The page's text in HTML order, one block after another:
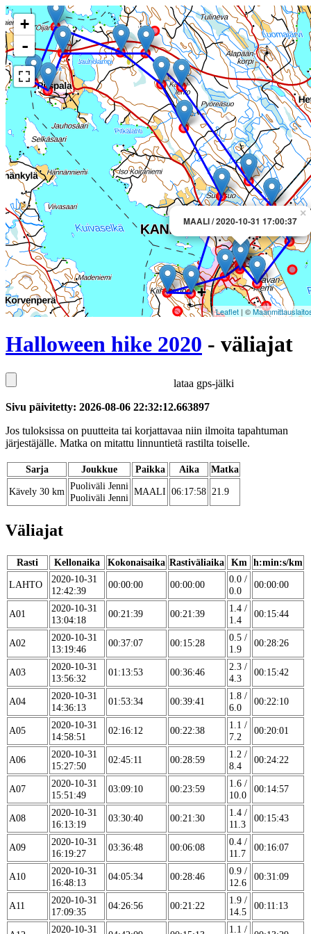
×
MAALI / 2020-10-31 17:00:37
+
-
Leaflet | ©
Halloween hike 2020 - väliajat
lataa gps-jälki
Sivu päivitetty: 2026-08-06 22:32:12.663897
Jos tuloksissa on puutteita tai korjattavaa niin ilmoita tapahtuman
järjestäjälle. Matka on mitattu linnuntietä rastilta toiselle.
Sarja Joukkue Paikka Aika
Matka
Kävely 30 km Puoliväli Jenni
Puoliväli Jenni
MAALI 06:17:58 21.9
Väliajat
Rasti Kellonaika Kokonaisaika Rastiväliaika Km
h:min:s/km
LAHTO
2020-10-31
12:42:39
00:00:00 00:00:00
0.0 /
0.0
00:00:00
A01
2020-10-31
13:04:18
00:21:39 00:21:39
1.4 /
1.4
00:15:44
A02
2020-10-31
13:19:46
00:37:07 00:15:28
0.5 /
1.9
00:28:26
A03
2020-10-31
13:56:32
01:13:53 00:36:46
2.3 /
4.3
00:15:42
A04
2020-10-31
14:36:13
01:53:34 00:39:41
1.8 /
6.0
00:22:10
A05
2020-10-31
14:58:51
02:16:12 00:22:38
1.1 /
7.2
00:20:01
A06
2020-10-31
15:27:50
02:45:11 00:28:59
1.2 /
8.4
00:24:22
A07
2020-10-31
15:51:49
03:09:10 00:23:59
1.6 /
10.0
00:14:57
A08
2020-10-31
16:13:19
03:30:40 00:21:30
1.4 /
11.3
00:15:43
A09
2020-10-31
16:19:27
03:36:48 00:06:08
0.4 /
11.7
00:16:07
A10
2020-10-31
16:48:13
04:05:34 00:28:46
0.9 /
12.6
00:31:09
A11
2020-10-31
17:09:35
04:26:56 00:21:22
1.9 /
14.5
00:11:13
2020-10-31 1.1 /